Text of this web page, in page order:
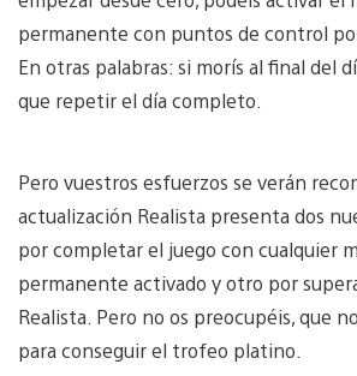
permanente con puntos de control
En otras palabras: si morís al final del
que repetir el día completo.
Pero vuestros esfuerzos se verán
actualización Realista presenta dos
por completar el juego con cualquier
permanente activado y otro por
Realista. Pero no os preocupéis, que
para conseguir el trofeo platino.